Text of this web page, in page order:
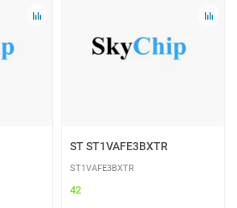
ST ST1VAFE3BXTR
ST1VAFE3BXTR
42